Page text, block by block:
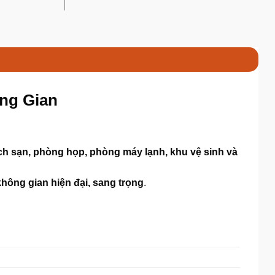
Gian
sạn, phòng họp, phòng máy lạnh, khu vệ sinh và
gian hiện đại, sang trọng.